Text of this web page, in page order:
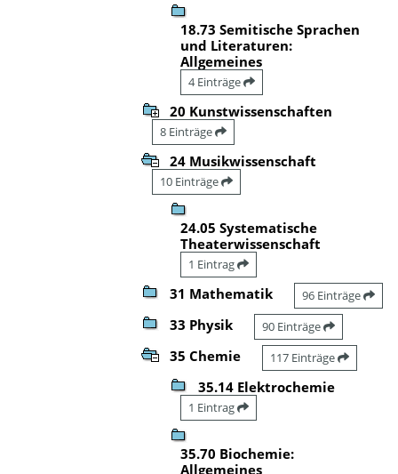
18.73 Semitische Sprachen
und Literaturen:
Allgemeines
4 Einträge
20 Kunstwissenschaften
8 Einträge
24 Musikwissenschaft
10 Einträge
24.05 Systematische
Theaterwissenschaft
1 Eintrag
31 Mathematik 96 Einträge
33 Physik 90 Einträge
35 Chemie 117 Einträge
35.14 Elektrochemie
1 Eintrag
35.70 Biochemie:
Allgemeines